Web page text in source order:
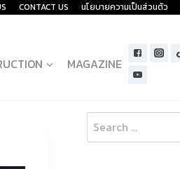
CONTACT US นโยบายความเป็นส่วนตัว
MAGAZINE
Search
for: